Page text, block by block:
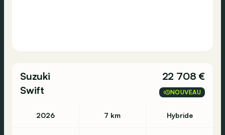
Suzuki
Swift
22 708 €
NOUVEAU
2026 7 km Hybride